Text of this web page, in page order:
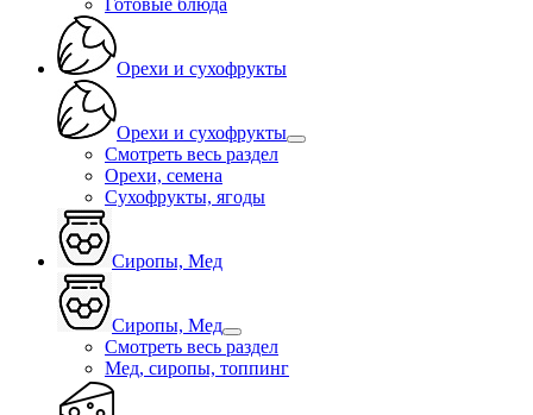
Готовые блюда
Орехи и сухофрукты
Орехи и сухофрукты
Смотреть весь раздел
Орехи, семена
Сухофрукты, ягоды
Сиропы, Мед
Сиропы, Мед
Смотреть весь раздел
Мед, сиропы, топпинг